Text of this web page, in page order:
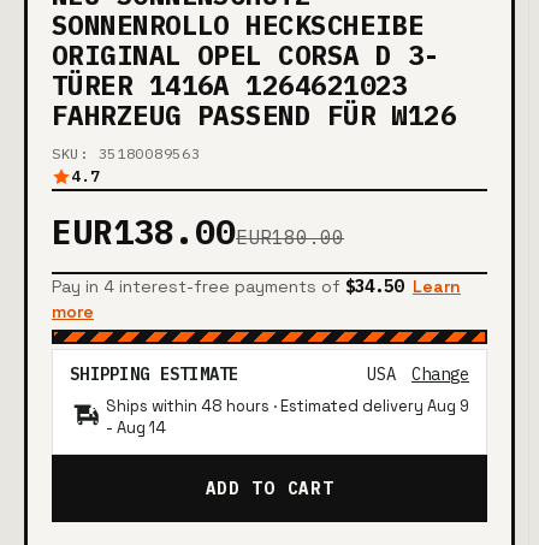
SONNENROLLO HECKSCHEIBE
ORIGINAL OPEL CORSA D 3-
TÜRER 1416A 1264621023
FAHRZEUG PASSEND FÜR W126
SKU: 35180089563
4.7
EUR138.00EUR180.00
Pay in 4 interest-free payments of $34.50 Learn
more
SHIPPING ESTIMATE USA Change
Ships within 48 hours · Estimated delivery Aug 9
- Aug 14
ADD TO CART